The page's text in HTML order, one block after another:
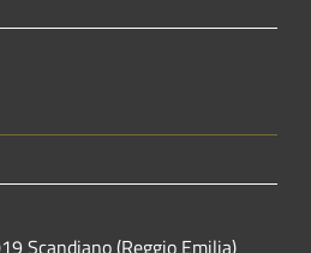
Scandiano (Reggio Emilia)